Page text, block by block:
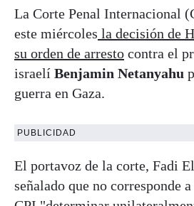
La Corte Penal Internacional
este miércoles la decisión de
su orden de arresto contra el
israelí Benjamin Netanyahu
guerra en Gaza.
PUBLICIDAD
El portavoz de la corte, Fadi
señalado que no corresponde